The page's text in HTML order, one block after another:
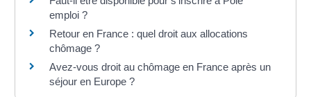
emploi ?
Retour en France : quel droit aux allocations
chômage ?
Avez-vous droit au chômage en France après un
séjour en Europe ?